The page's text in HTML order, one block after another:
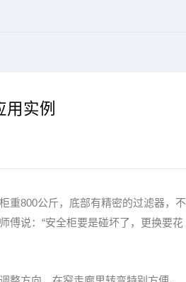
实例
重800公斤，底部有精密的过滤器，不
傅说：“安全柜要是碰坏了，更换要花